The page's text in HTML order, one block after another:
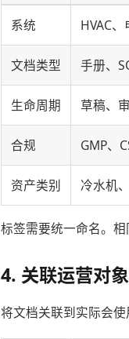
系统 HVAC
文档类型 手册、
生命周期 草稿、
合规 GMP、
资产类别 冷水机
标签需要统一命名。
4. 关联运营对象
将文档关联到实际会使